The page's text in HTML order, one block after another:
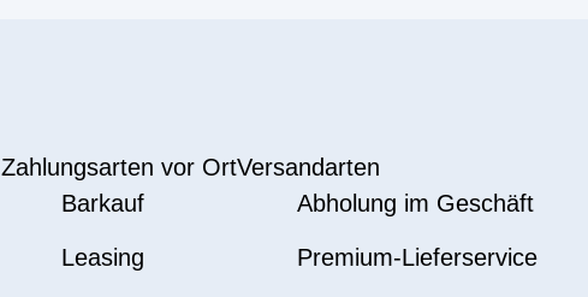
Zahlungsarten vor Ort
Barkauf
Leasing
Versandarten
Abholung im Geschäft
Premium-Lieferservice